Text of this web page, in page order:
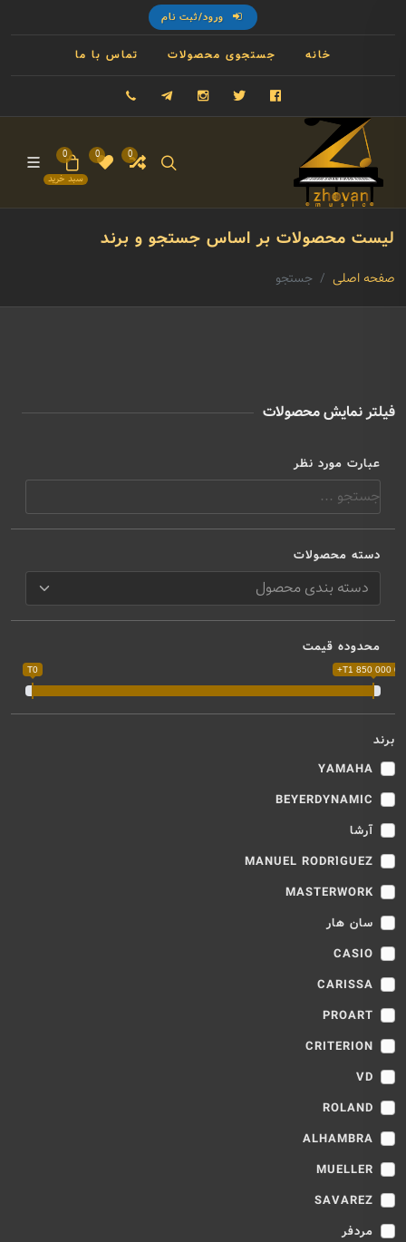
ورود/ثبت نام
خانه جستجوی محصولات تماس با ما
فیسبوک توییتر اینستاگرام تلگرام
0
0
سبد خرید
0
لیست محصولات بر اساس جستجو و برند
صفحه اصلی جستجو
فیلتر نمایش محصولات
عبارت مورد نظر
دسته محصولات
محدوده قیمت
T0 T1 850 000
برند
YAMAHA
BEYERDYNAMIC
آرشا
MANUEL RODRÍGUEZ
MASTERWORK
سان هار
CASIO
CARISSA
PROART
CRITERION
VD
ROLAND
ALHAMBRA
MUELLER
SAVAREZ
مردفر